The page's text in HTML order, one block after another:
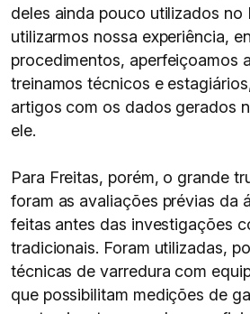
deles ainda pouco utilizados no
utilizarmos nossa experiência,
procedimentos, aperfeiçoamos
treinamos técnicos e
artigos com os dados gerados
ele.
Para Freitas, porém, o grande
foram as avaliações prévias da
feitas antes das investigações
tradicionais. Foram utilizadas,
técnicas de varredura com
que possibilitam medições de